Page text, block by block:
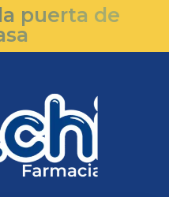
puerta de